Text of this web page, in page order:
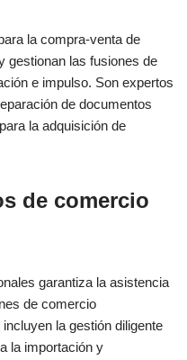
la compra-venta de
gestionan las fusiones de
e impulso. Son expertos
de documentos
la adquisición de
de comercio
garantiza la asistencia
de comercio
la gestión diligente
la importación y